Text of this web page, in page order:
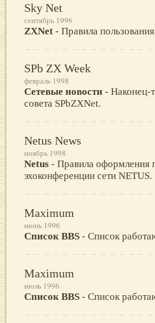
Sky Net
сентябрь 1996
ZXNet - Пpавила
SPb ZX Week
февраль 1998
Сетевые новости - Наконец-
совета SPbZXNet.
Netus News
ноябрь 1998
Netus - Правила оформления
эхоконференции сети NETUS.
Maximum
июнь 1996
Список BBS - Список
Maximum
июль 1996
Список BBS - Список